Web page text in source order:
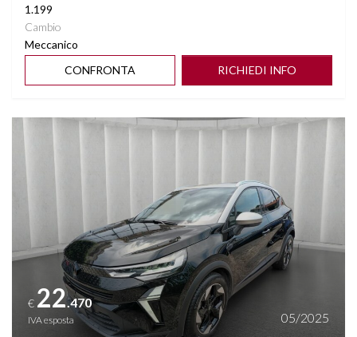
1.199
Cambio
Meccanico
CONFRONTA
RICHIEDI INFO
€ 22.470
IVA esposta 05/2025